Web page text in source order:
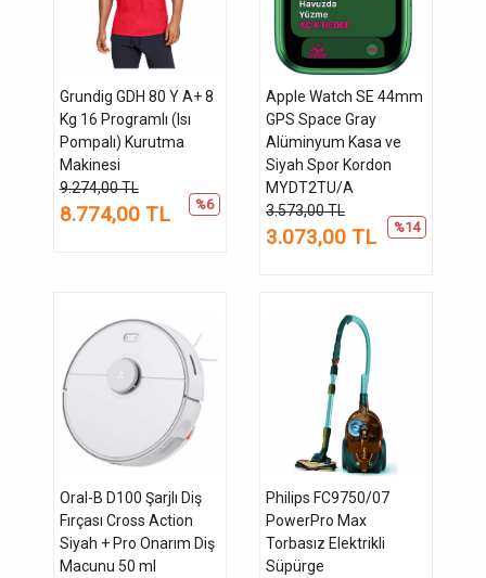
Grundig GDH 80 Y A+ 8
Kg 16 Programlı (Isı
Pompalı) Kurutma
Makinesi
9.274,00 TL
%6
8.774,00 TL
Apple Watch SE 44mm
GPS Space Gray
Alüminyum Kasa ve
Siyah Spor Kordon
MYDT2TU/A
3.573,00 TL
%14
3.073,00 TL
Oral-B D100 Şarjlı Diş
Fırçası Cross Action
Siyah + Pro Onarım Diş
Macunu 50 ml
Philips FC9750/07
PowerPro Max
Torbasız Elektrikli
Süpürge